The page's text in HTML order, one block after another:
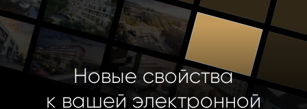
Новые свойства
к вашей электронной